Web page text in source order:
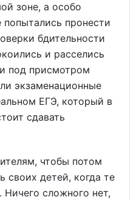
зоне, а особо
пронести
бдительности
и расселись
под присмотром
экзаменационные
ЕГЭ, который в
сдавать
чтобы потом
своих детей, когда те
Ничего сложного нет,